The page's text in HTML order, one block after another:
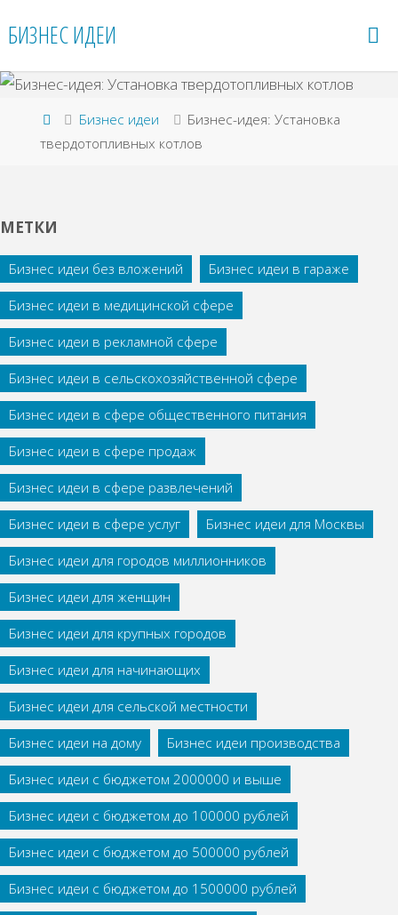
БИЗНЕС ИДЕИ
Главная
Бизнес идеи
Бизнес-идея: Установка
твердотопливных котлов
МЕТКИ
Бизнес идеи без вложений
Бизнес идеи в гараже
Бизнес идеи в медицинской сфере
Бизнес идеи в рекламной сфере
Бизнес идеи в сельскохозяйственной сфере
Бизнес идеи в сфере общественного питания
Бизнес идеи в сфере продаж
Бизнес идеи в сфере развлечений
Бизнес идеи в сфере услуг
Бизнес идеи для Москвы
Бизнес идеи для городов миллионников
Бизнес идеи для женщин
Бизнес идеи для крупных городов
Бизнес идеи для начинающих
Бизнес идеи для сельской местности
Бизнес идеи на дому
Бизнес идеи производства
Бизнес идеи с бюджетом 2000000 и выше
Бизнес идеи с бюджетом до 100000 рублей
Бизнес идеи с бюджетом до 500000 рублей
Бизнес идеи с бюджетом до 1500000 рублей